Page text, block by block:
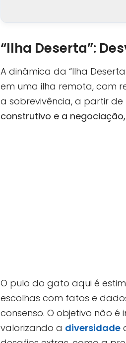
“Ilha Deserta”:
A dinâmica da “Ilha
em uma ilha remota, com
a sobrevivência, a partir
construtivo e a negociação,
O pulo do gato aqui é
escolhas com fatos e
consenso. O objetivo não
valorizando a diversidade